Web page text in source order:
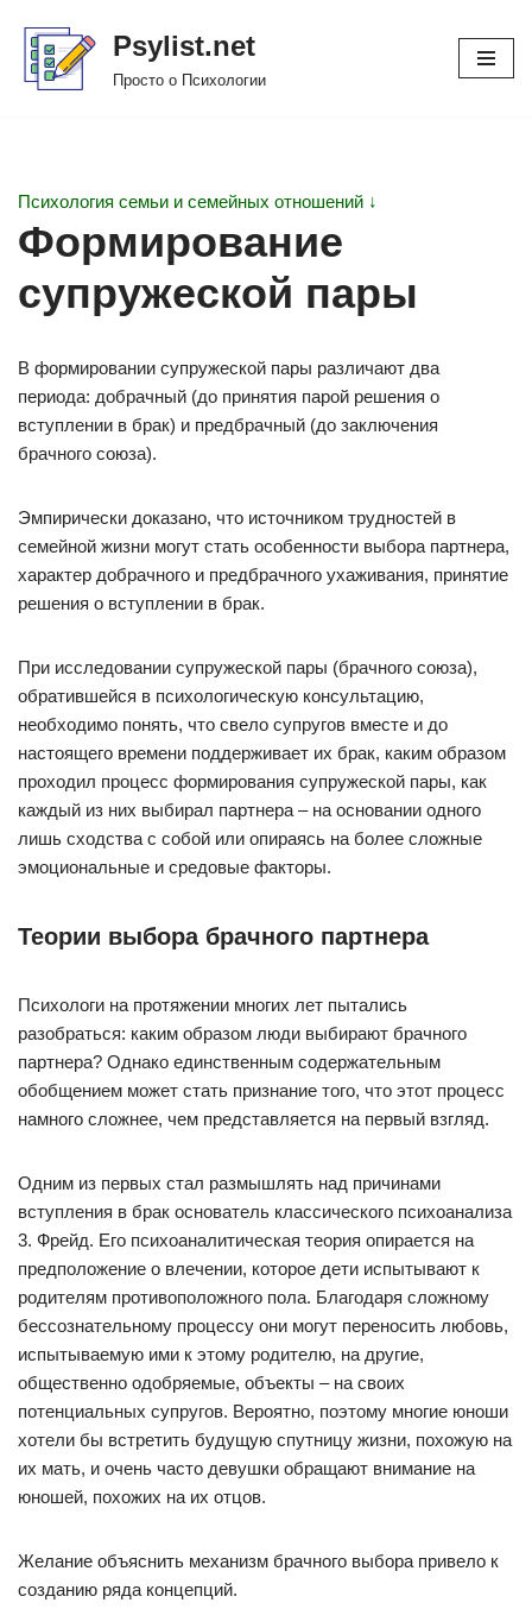
Перейти
Psylist.net
Просто о Психологии
Психология семьи и семейных отношений ↓
Формирование
супружеской пары
В формировании супружеской пары различают два
периода: добрачный (до принятия парой решения о
вступлении в брак) и предбрачный (до заключения
брачного союза).
Эмпирически доказано, что источником трудностей в
семейной жизни могут стать особенности выбора партнера,
характер добрачного и предбрачного ухаживания, принятие
решения о вступлении в брак.
При исследовании супружеской пары (брачного союза),
обратившейся в психологическую консультацию,
необходимо понять, что свело супругов вместе и до
настоящего времени поддерживает их брак, каким образом
проходил процесс формирования супружеской пары, как
каждый из них выбирал партнера – на основании одного
лишь сходства с собой или опираясь на более сложные
эмоциональные и средовые факторы.
Теории выбора брачного партнера
Психологи на протяжении многих лет пытались
разобраться: каким образом люди выбирают брачного
партнера? Однако единственным содержательным
обобщением может стать признание того, что этот процесс
намного сложнее, чем представляется на первый взгляд.
Одним из первых стал размышлять над причинами
вступления в брак основатель классического психоанализа
3. Фрейд. Его психоаналитическая теория опирается на
предположение о влечении, которое дети испытывают к
родителям противоположного пола. Благодаря сложному
бессознательному процессу они могут переносить любовь,
испытываемую ими к этому родителю, на другие,
общественно одобряемые, объекты – на своих
потенциальных супругов. Вероятно, поэтому многие юноши
хотели бы встретить будущую спутницу жизни, похожую на
их мать, и очень часто девушки обращают внимание на
юношей, похожих на их отцов.
Желание объяснить механизм брачного выбора привело к
созданию ряда концепций.